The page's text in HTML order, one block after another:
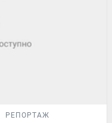
РЕПОРТАЖ